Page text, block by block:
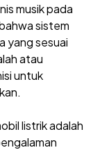
musik pada
sistem
yang sesuai
atau
untuk
listrik adalah